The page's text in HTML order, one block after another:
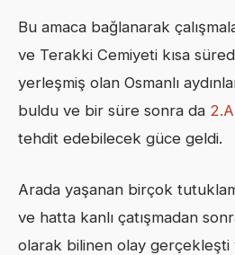
Bu amaca bağlanarak
ve Terakki Cemiyeti kısa
yerleşmiş olan Osmanlı
buldu ve bir süre sonra da
tehdit edebilecek güce geldi.
Arada yaşanan birçok
ve hatta kanlı çatışmadan
olarak bilinen olay gerçekleşti